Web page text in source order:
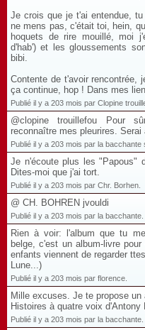
Je crois que je t'ai entendue,
ne mens pas, c'était toi, hein,
hoquets de rire mouillé, moi
d'hab') et les gloussements
bibi.
Contente de t'avoir rencontrée,
ça continue, hop ! Dans mes
Publié il y a 203 mois par Clopine
@clopine trouillefou Pour
reconnaître mes pleurires.
Publié il y a 203 mois par la bacchante
Je n'écoute plus les "Papous"
Dites-moi que j'ai tort.
Publié il y a 203 mois par Chr. Borhen.
@ CH. BOHREN jvouldi
Publié il y a 203 mois par la bacchante.
Rien à voir: l'album que tu
belge, c'est un album-livre
enfants viennent de regarder
Lune...)
Publié il y a 203 mois par florence.
Mille excuses. Je te propose
Histoires à quatre voix d'Antony
Publié il y a 203 mois par la bacchante.